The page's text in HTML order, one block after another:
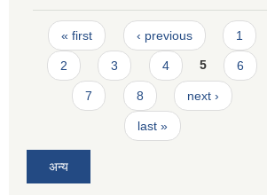
Pages
« first ‹ previous 1
2 3 4 5 6
7 8 next ›
last »
अन्य